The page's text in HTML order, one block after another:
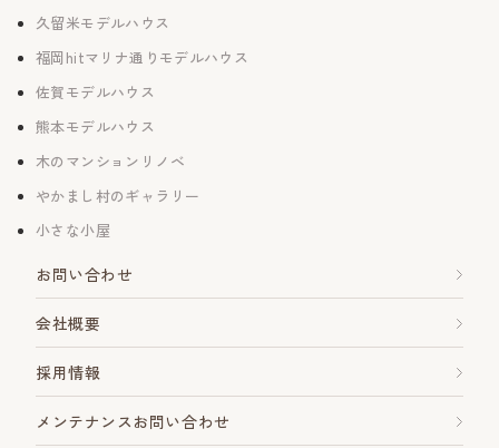
久留米モデルハウス
福岡hitマリナ通りモデルハウス
佐賀モデルハウス
熊本モデルハウス
木のマンションリノベ
やかまし村のギャラリー
小さな小屋
お問い合わせ
会社概要
採用情報
メンテナンスお問い合わせ